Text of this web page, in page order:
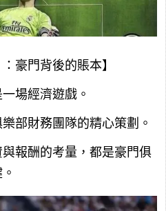
豪門背後的賬本】
場經濟遊戲。
部財務團隊的精心策劃。
報酬的考量，都是豪門俱